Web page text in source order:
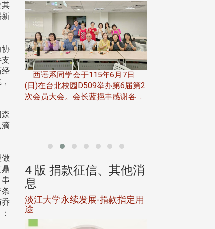
其
新
协
经
滴
做
乔
会员
校
发
西语系同学会于115年6月7日
(日)在台北校园D509举办第6届第2
次会员大会。会长蓝挹丰感谢各 ...
消
4 版 捐款征信、其他消
息
淡江大学永续发展-捐款指定用
途